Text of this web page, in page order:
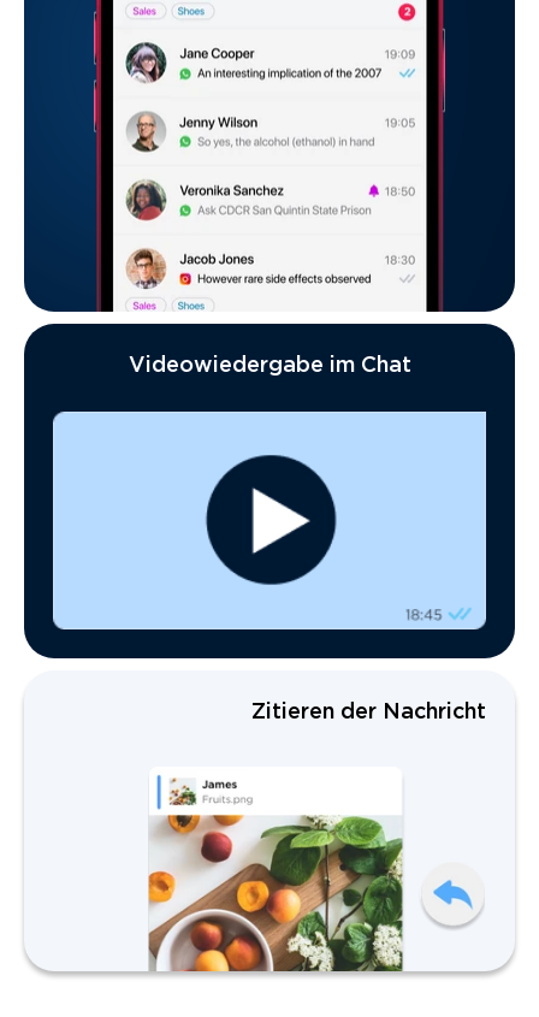
Videowiedergabe im Chat
Zitieren der Nachricht